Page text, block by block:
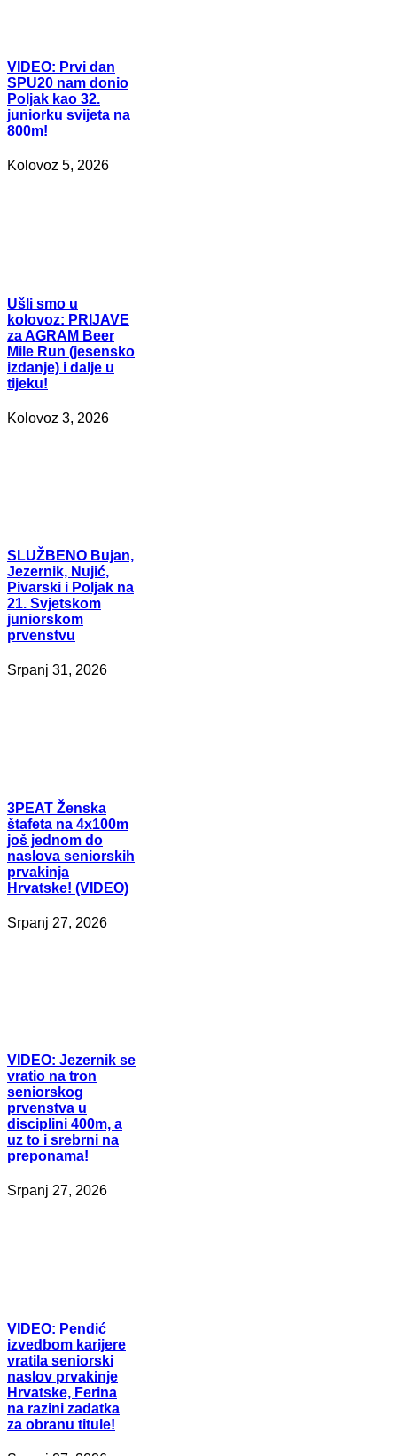
VIDEO: Prvi dan
SPU20 nam donio
Poljak kao 32.
juniorku svijeta na
800m!
Kolovoz 5, 2026
Ušli smo u
kolovoz: PRIJAVE
za AGRAM Beer
Mile Run (jesensko
izdanje) i dalje u
tijeku!
Kolovoz 3, 2026
SLUŽBENO Bujan,
Jezernik, Nujić,
Pivarski i Poljak na
21. Svjetskom
juniorskom
prvenstvu
Srpanj 31, 2026
3PEAT Ženska
štafeta na 4x100m
još jednom do
naslova seniorskih
prvakinja
Hrvatske! (VIDEO)
Srpanj 27, 2026
VIDEO: Jezernik se
vratio na tron
seniorskog
prvenstva u
disciplini 400m, a
uz to i srebrni na
preponama!
Srpanj 27, 2026
VIDEO: Pendić
izvedbom karijere
vratila seniorski
naslov prvakinje
Hrvatske, Ferina
na razini zadatka
za obranu titule!